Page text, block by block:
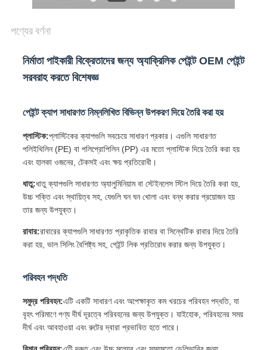
গোপনীয়তা
নীতি
পণ্যের বর্ণনা
নির্মাতা পাইকারী বিক্রেতাদের জন্য অ্যাক্রিলিক পেইন্ট OEM পেইন্ট
সরবরাহ করতে বিশেষজ্ঞ
পেইন্ট ক্যাপ সাধারণত নিম্নলিখিত বিভিন্ন উপকরণ দিয়ে তৈরি করা হয়
প্লাস্টিক:প্লাস্টিকের ক্যাপগুলি সবচেয়ে সাধারণ প্রকার। এগুলি সাধারণত
পলিইথিলিন (PE) বা পলিপ্রোপিলিন (PP) এর মতো প্লাস্টিক দিয়ে তৈরি করা হয়
এবং হালকা ওজনের, টেকসই এবং ক্ষয় প্রতিরোধী।
ধাতু:ধাতু ক্যাপগুলি সাধারণত অ্যালুমিনিয়াম বা স্টেইনলেস স্টিল দিয়ে তৈরি করা হয়,
উচ্চ শক্তি এবং স্থায়িত্ব সহ, যেগুলি ঘন ঘন খোলা এবং বন্ধ করার প্রয়োজন হয়
তার জন্য উপযুক্ত।
রাবার:রাবারের ক্যাপগুলি সাধারণত প্রাকৃতিক রাবার বা সিন্থেটিক রাবার দিয়ে তৈরি
করা হয়, ভাল সিলিং বৈশিষ্ট্য সহ, পেইন্ট লিক প্রতিরোধ করার জন্য উপযুক্ত।
পরিবহন পদ্ধতি
সমুদ্র পরিবহন:এটি একটি সাধারণ এবং অপেক্ষাকৃত কম খরচের পরিবহন পদ্ধতি, যা
বৃহৎ পরিমাণে পণ্য দীর্ঘ দূরত্বে পরিবহনের জন্য উপযুক্ত। যাইহোক, পরিবহনের সময়
দীর্ঘ এবং আবহাওয়া এবং রুটের দ্বারা প্রভাবিত হতে পারে।